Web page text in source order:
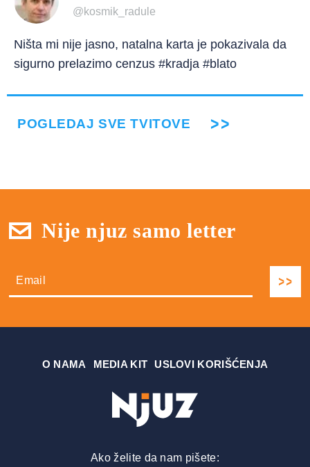
@kosmik_radule
Ništa mi nije jasno, natalna karta je pokazivala da
sigurno prelazimo cenzus #kradja #blato
POGLEDAJ SVE TVITOVE
Nije njuz samo letter
О NAMA MEDIA KIT USLOVI KORIŠĆENJA
Ako želite da nam pišete: